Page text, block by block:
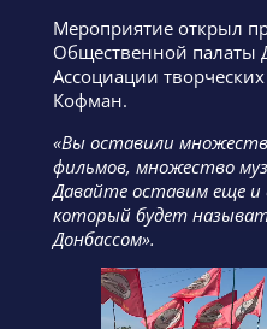
Мероприятие открыл
Общественной палаты
Ассоциации
Кофман.
«Вы оставили
фильмов, множество
Давайте оставим еще и
который будет
Донбассом».